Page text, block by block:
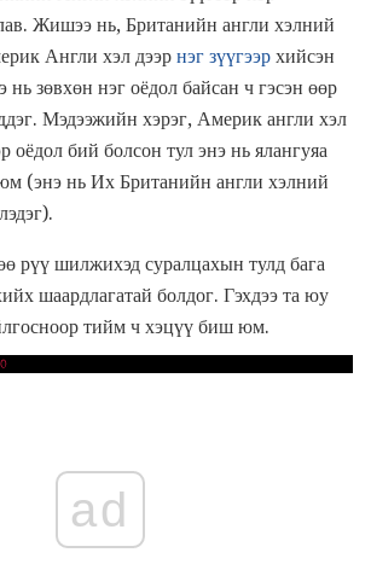
Жишээ нь, Британийн англи хэлний
Англи хэл дээр нэг зүүгээр хийсэн
нь зөвхөн нэг оёдол байсан ч гэсэн өөр
Мэдээжийн хэрэг, Америк англи хэл
оёдол бий болсон тул энэ нь ялангуяа
(энэ нь Их Британийн англи хэлний
рүү шилжихэд суралцахын тулд бага
шаардлагатай болдог. Гэхдээ та юу
тийм ч хэцүү биш юм.
ad